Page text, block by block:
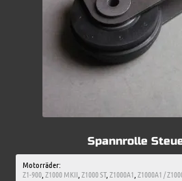
Spannrolle
Motorräder:
Z1-900,Z1000 MKII,Z1000 ST,Z1000A1,Z1000A1 /